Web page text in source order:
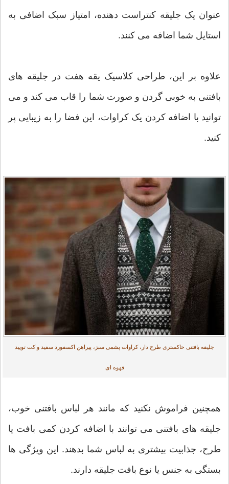
عنوان یک جلیقه کنتراست دهنده، امتیاز سبک اضافی به
استایل شما اضافه می کنند.
علاوه بر این، طراحی کلاسیک یقه هفت در جلیقه های
بافتنی به خوبی گردن و صورت شما را قاب می کند و می
توانید با اضافه کردن یک کراوات، این فضا را به زیبایی پر
کنید.
جلیقه بافتنی خاکستری طرح دار، کراوات پشمی سبز، پیراهن اکسفورد سفید و کت تویید
قهوه ای
همچنین فراموش نکنید که مانند هر لباس بافتنی خوب،
جلیقه های بافتنی می توانند با اضافه کردن کمی بافت یا
طرح، جذابیت بیشتری به لباس شما بدهند. این ویژگی ها
بستگی به جنس یا نوع بافت جلیقه دارند.